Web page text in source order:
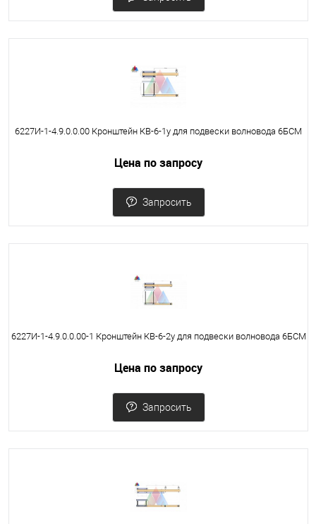
6227И-1-4.9.0.0.00 Кронштейн КВ-6-1у для подвески волновода 6БСМ
Цена по запросу
Запросить
6227И-1-4.9.0.0.00-1 Кронштейн КВ-6-2у для подвески волновода 6БСМ
Цена по запросу
Запросить